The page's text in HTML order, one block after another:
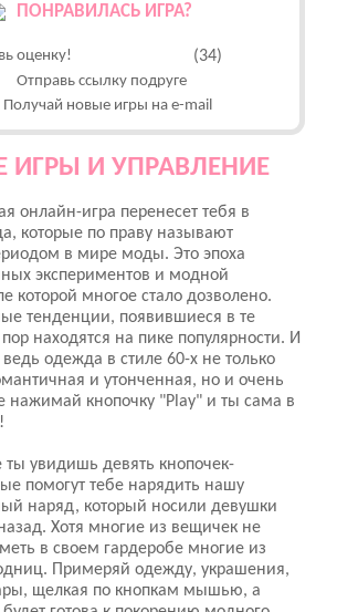
ПОНРАВИЛАСЬ ИГРА?
оценку! (34)
Отправь ссылку подруге
Получай новые игры на e-mail
ИГРЫ И УПРАВЛЕНИЕ
онлайн-игра перенесет тебя в
которые по праву называют
в мире моды. Это эпоха
экспериментов и модной
которой многое стало дозволено.
тенденции, появившиеся в те
находятся на пике популярности. И
одежда в стиле 60-х не только
и утонченная, но и очень
нажимай кнопочку "Play" и ты сама в
ты увидишь девять кнопочек-
помогут тебе нарядить нашу
наряд, который носили девушки
Хотя многие из вещичек не
в своем гардеробе многие из
Примеряй одежду, украшения,
щелкая по кнопкам мышью, а